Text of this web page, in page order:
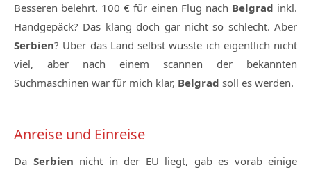
Besseren belehrt. 100 € für einen Flug nach Belgrad inkl.
Handgepäck? Das klang doch gar nicht so schlecht. Aber
Serbien? Über das Land selbst wusste ich eigentlich nicht
viel, aber nach einem scannen der bekannten
Suchmaschinen war für mich klar, Belgrad soll es werden.
Anreise und Einreise
Da Serbien nicht in der EU liegt, gab es vorab einige